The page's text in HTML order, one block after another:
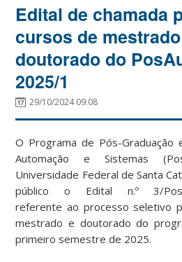
Edital de chamada
cursos de
doutorado do
2025/1
29/10/2024 09:08
O Programa de Pós-Graduação
Automação e Sistemas
Universidade Federal de Santa
público o Edital n.º 3/
referente ao processo seletivo
mestrado e doutorado do
primeiro semestre de 2025.